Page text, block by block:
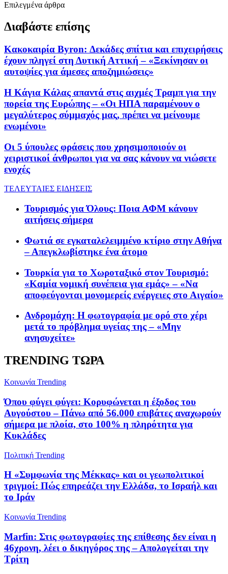
Επιλεγμένα άρθρα
Διαβάστε επίσης
Kακοκαιρία Byron: Δεκάδες σπίτια και επιχειρήσεις
έχουν πληγεί στη Δυτική Αττική – «Ξεκίνησαν οι
αυτοψίες για άμεσες αποζημιώσεις»
Η Κάγια Κάλας απαντά στις αιχμές Τραμπ για την
πορεία της Ευρώπης – «Οι ΗΠΑ παραμένουν ο
μεγαλύτερος σύμμαχός μας, πρέπει να μείνουμε
ενωμένοι»
Οι 5 ύπουλες φράσεις που χρησιμοποιούν οι
χειριστικοί άνθρωποι για να σας κάνουν να νιώσετε
ενοχές
ΤΕΛΕΥΤΑΙΕΣ ΕΙΔΗΣΕΙΣ
Τουρισμός για Όλους: Ποια ΑΦΜ κάνουν
αιτήσεις σήμερα
Φωτιά σε εγκαταλελειμμένο κτίριο στην Αθήνα
– Απεγκλωβίστηκε ένα άτομο
Τουρκία για το Χωροταξικό στον Τουρισμό:
«Καμία νομική συνέπεια για εμάς» – «Να
αποφεύγονται μονομερείς ενέργειες στο Αιγαίο»
Ανδρομάχη: Η φωτογραφία με ορό στο χέρι
μετά το πρόβλημα υγείας της – «Μην
ανησυχείτε»
TRENDING ΤΩΡΑ
Κοινωνία Trending
Όπου φύγει φύγει: Κορυφώνεται η έξοδος του
Αυγούστου – Πάνω από 56.000 επιβάτες αναχωρούν
σήμερα με πλοία, στο 100% η πληρότητα για
Κυκλάδες
Πολιτική Trending
Η «Συμφωνία της Μέκκας» και οι γεωπολιτικοί
τριγμοί: Πώς επηρεάζει την Ελλάδα, το Ισραήλ και
το Ιράν
Κοινωνία Trending
Marfin: Στις φωτογραφίες της επίθεσης δεν είναι η
46χρονη, λέει ο δικηγόρος της – Απολογείται την
Τρίτη